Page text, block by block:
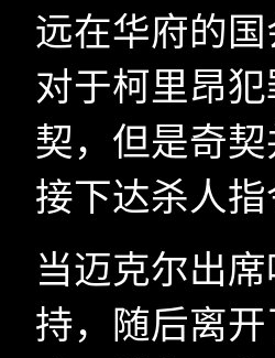
远在华府的
对于柯里昂
契，但是奇
接下达杀人指
当迈克尔出
持，随后离